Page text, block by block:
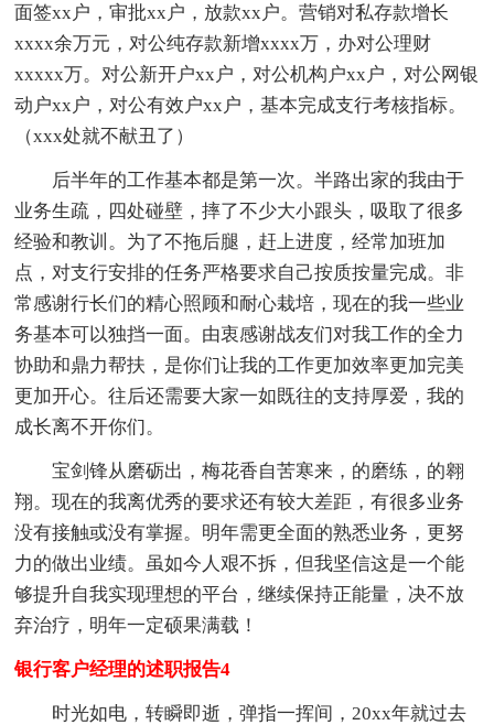
面签xx户，审批xx户，放款xx户。营销对私存款增长
xxxx余万元，对公纯存款新增xxxx万，办对公理财
xxxxx万。对公新开户xx户，对公机构户xx户，对公网银
动户xx户，对公有效户xx户，基本完成支行考核指标。
（xxx处就不献丑了）
后半年的工作基本都是第一次。半路出家的我由于
业务生疏，四处碰壁，摔了不少大小跟头，吸取了很多
经验和教训。为了不拖后腿，赶上进度，经常加班加
点，对支行安排的任务严格要求自己按质按量完成。非
常感谢行长们的精心照顾和耐心栽培，现在的我一些业
务基本可以独挡一面。由衷感谢战友们对我工作的全力
协助和鼎力帮扶，是你们让我的工作更加效率更加完美
更加开心。往后还需要大家一如既往的支持厚爱，我的
成长离不开你们。
宝剑锋从磨砺出，梅花香自苦寒来，的磨练，的翱
翔。现在的我离优秀的要求还有较大差距，有很多业务
没有接触或没有掌握。明年需更全面的熟悉业务，更努
力的做出业绩。虽如今人艰不拆，但我坚信这是一个能
够提升自我实现理想的平台，继续保持正能量，决不放
弃治疗，明年一定硕果满载！
银行客户经理的述职报告4
时光如电，转瞬即逝，弹指一挥间，20xx年就过去